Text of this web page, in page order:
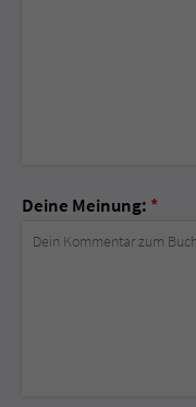
Deine Meinung: *